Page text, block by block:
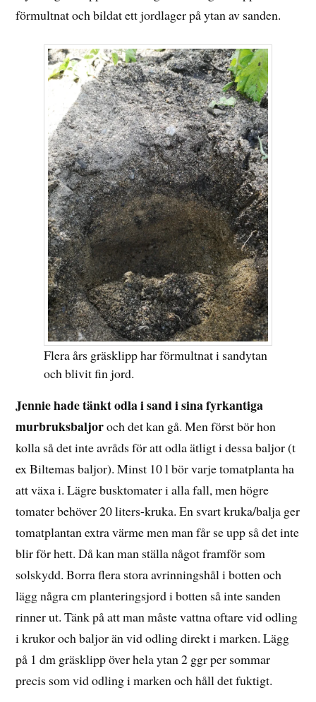
förmultnat och bildat ett jordlager på ytan av sanden.
Flera års gräsklipp har förmultnat i sandytan
och blivit fin jord.
Jennie hade tänkt odla i sand i sina fyrkantiga
murbruksbaljoroch det kan gå. Men först bör hon
kolla så det inte avråds för att odla ätligt i dessa baljor (t
ex Biltemas baljor). Minst 10 l bör varje tomatplanta ha
att växa i. Lägre busktomater i alla fall, men högre
tomater behöver 20 liters-kruka. En svart kruka/balja ger
tomatplantan extra värme men man får se upp så det inte
blir för hett. Då kan man ställa något framför som
solskydd. Borra flera stora avrinningshål i botten och
lägg några cm planteringsjord i botten så inte sanden
rinner ut. Tänk på att man måste vattna oftare vid odling
i krukor och baljor än vid odling direkt i marken. Lägg
på 1 dm gräsklipp över hela ytan 2 ggr per sommar
precis som vid odling i marken och håll det fuktigt.